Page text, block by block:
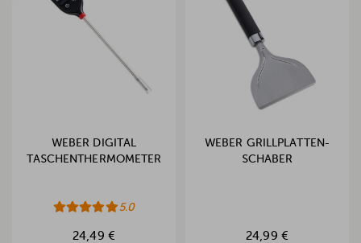
WEBER DIGITAL
TASCHENTHERMOMETER
5.0
24,49 €
WEBER GRILLPLATTEN-
SCHABER
24,99 €